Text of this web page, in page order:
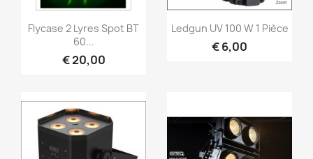
Snel bekijken
Flycase 2 Lyres Spot BT
60...
€ 20,00
Snel bekijken
Ledgun UV 100 W 1 Pièce
€ 6,00